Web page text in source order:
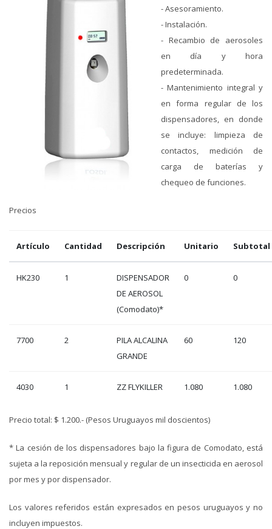
- Asesoramiento.
- Instalación.
- Recambio de aerosoles
en día y hora
predeterminada.
- Mantenimiento integral y
en forma regular de los
dispensadores, en donde
se incluye: limpieza de
contactos, medición de
carga de baterías y
chequeo de funciones.
Precios
Artículo Cantidad Descripción Unitario Subtotal
HK230 1
DISPENSADOR
DE AEROSOL
(Comodato)*
0 0
7700 2
PILA ALCALINA
GRANDE
60 120
4030 1 ZZ FLYKILLER 1.080 1.080
Precio total: $ 1.200.- (Pesos Uruguayos mil doscientos)
* La cesión de los dispensadores bajo la figura de Comodato, está
sujeta a la reposición mensual y regular de un insecticida en aerosol
por mes y por dispensador.
Los valores referidos están expresados en pesos uruguayos y no
incluyen impuestos.